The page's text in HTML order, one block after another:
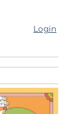
Login